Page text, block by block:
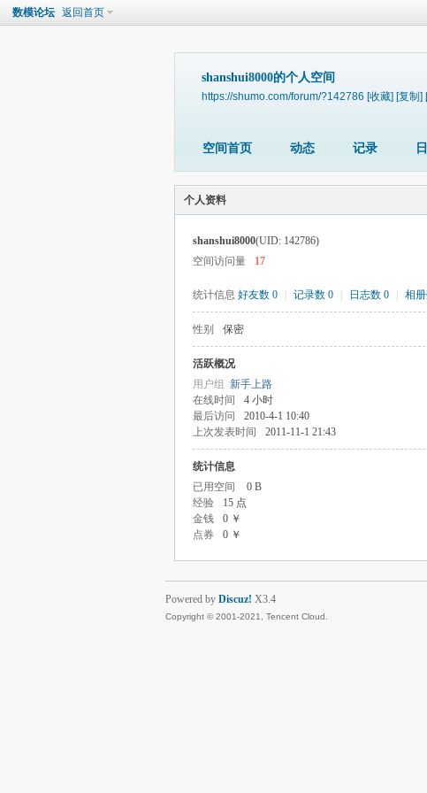
数模论坛 返回首页
shanshui8000的个人空间
https://shumo.com/forum/?142786 [收藏] [复制]
空间首页 动态 记录
个人资料
shanshui8000(UID: 142786)
空间访问量
17
统计信息 好友数 0 记录数 0 日志数 0 相
性别 保密
活跃概况
用户组 新手上路
在线时间
4 小时
最后访问
2010-4-1 10:40
上次发表时间
2011-11-1 21:43
统计信息
已用空间
0 B
经验
15 点
金钱
0 ￥
点券
0 ￥
Powered by Discuz! X3.4
Copyright © 2001-2021, Tencent Cloud.